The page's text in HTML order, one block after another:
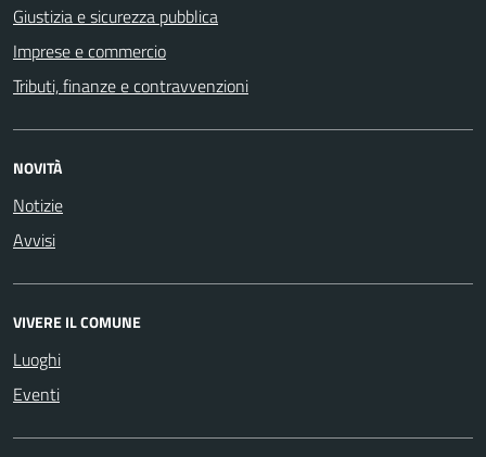
Giustizia e sicurezza pubblica
Imprese e commercio
Tributi, finanze e contravvenzioni
NOVITÀ
Notizie
Avvisi
VIVERE IL COMUNE
Luoghi
Eventi